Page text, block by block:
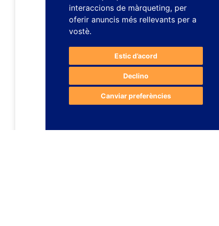
interaccions de màrqueting, per
oferir anuncis més rellevants per a
vostè.
Estic d’acord
Declino
Canviar preferències